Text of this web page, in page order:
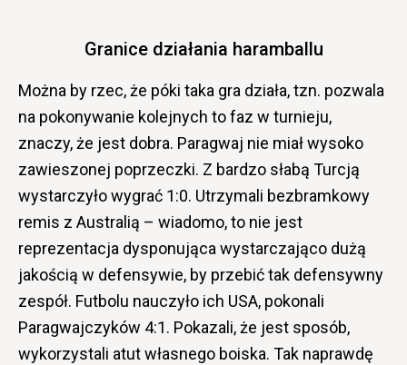
Granice działania haramballu
Można by rzec, że póki taka gra działa, tzn. pozwala
na pokonywanie kolejnych to faz w turnieju,
znaczy, że jest dobra. Paragwaj nie miał wysoko
zawieszonej poprzeczki. Z bardzo słabą Turcją
wystarczyło wygrać 1:0. Utrzymali bezbramkowy
remis z Australią – wiadomo, to nie jest
reprezentacja dysponująca wystarczająco dużą
jakością w defensywie, by przebić tak defensywny
zespół. Futbolu nauczyło ich USA, pokonali
Paragwajczyków 4:1. Pokazali, że jest sposób,
wykorzystali atut własnego boiska. Tak naprawdę